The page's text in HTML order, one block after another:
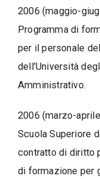
2006 (maggio-
Programma di
per il personale
dell’Università
Amministrativo.
2006 (marzo-
Scuola Superiore
contratto di diritto
di formazione per